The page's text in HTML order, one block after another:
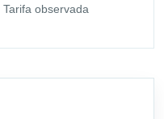
Tarifa observada